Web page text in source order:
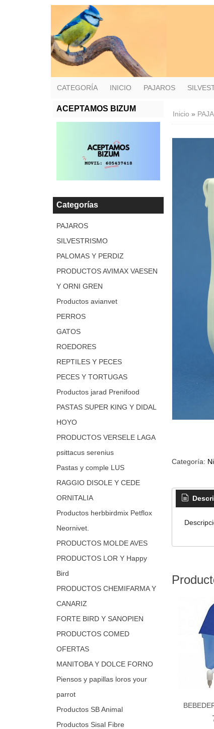
CATEGORÍA INICIO PAJAROS
ACEPTAMOS BIZUM
Categorías
PAJAROS
SILVESTRISMO
PALOMAS Y PERDIZ
PRODUCTOS AVIMAX VAESEN
Y ORNI GREN
Productos avianvet
PERROS
GATOS
ROEDORES
REPTILES Y PECES
PECES Y TORTUGAS
Productos jarad Prenifood
PASTAS SUPER KING Y DIDAL
HOYO
PRODUCTOS VERSELE LAGA
psittacus serenius
Pastas y comple LUS
RAGGIO DISOLE Y CEDE
ORNITALIA
Productos herbbirdmix Petflox
Neornivet.
PRODUCTOS MOLDE AVES
PRODUCTOS LOR Y Happy
Bird
PRODUCTOS CHEMIFARMA Y
CANARIZ
FORTE BIRD Y SANOPIEN
PRODUCTOS COMED
OFERTAS
MANITOBA Y DOLCE FORNO
Piensos y papillas loros your
parrot
Productos SB Animal
Productos Sisal Fibre
Inicio »
Categoría: